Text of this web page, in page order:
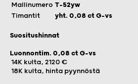
Mallinumero T-52yw
Timantit
yht. 0,08 ct G-vs
Suositushinnat
Luonnontim. 0,08 ct G-vs
14K kulta, 2120 €
18K kulta, hinta pyynnöstä